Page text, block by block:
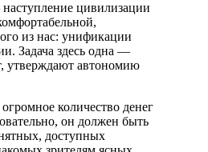
цивилизации
из нас: унификации
Задача здесь одна —
утверждают автономию
количество денег
он должен быть
доступных